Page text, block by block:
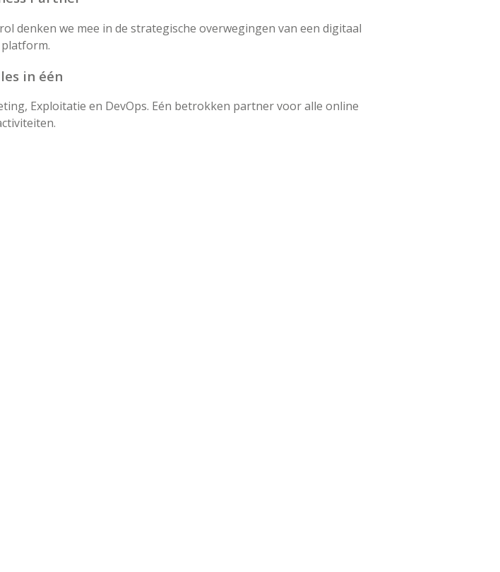
denken we mee in de strategische overwegingen van een digitaal
platform.
in één
Exploitatie en DevOps. Eén betrokken partner voor alle online